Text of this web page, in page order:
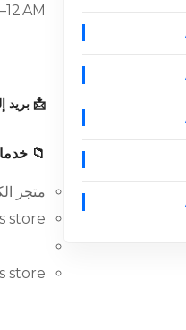
AM
📩 بريد
📁
متجر
store
store